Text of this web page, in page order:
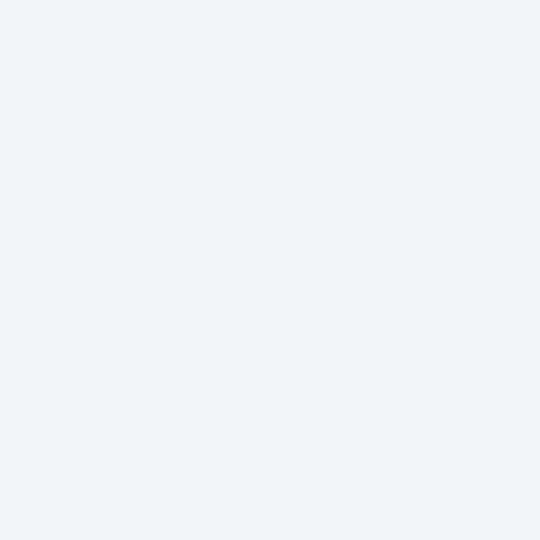
Zusammenhang mit der Kreditkarte stehen:
Gold handelt, können Sie neben den